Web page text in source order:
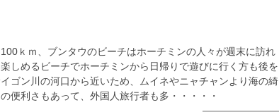
ｋｍ、ブンタウのビーチはホーチミンの人々が週末に訪れ
しめるビーチでホーチミンから日帰りで遊びに行く方も後を
ゴン川の河口から近いため、ムイネやニャチャンより海の綺
便利さもあって、外国人旅行者も多・・・・・